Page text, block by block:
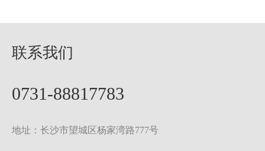
联系我们
0731-88817783
地址：长沙市望城区杨家湾路777号